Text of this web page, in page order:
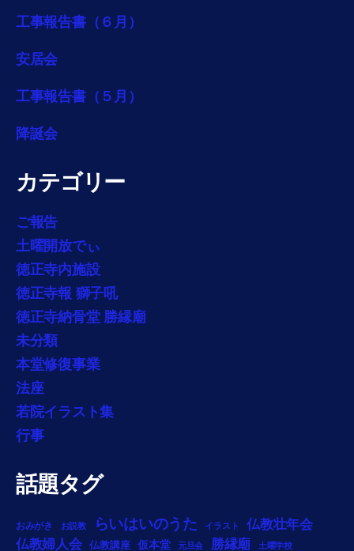
工事報告書（６月）
安居会
工事報告書（５月）
降誕会
カテゴリー
ご報告
土曜開放でぃ
徳正寺内施設
徳正寺報 獅子吼
徳正寺納骨堂 勝縁廟
未分類
本堂修復事業
法座
若院イラスト集
行事
話題タグ
おみがき お説教 らいはいのうた イラスト
仏教壮年会
仏教婦人会
仏教講座 仮本堂 元旦会 勝縁廟 土曜学校